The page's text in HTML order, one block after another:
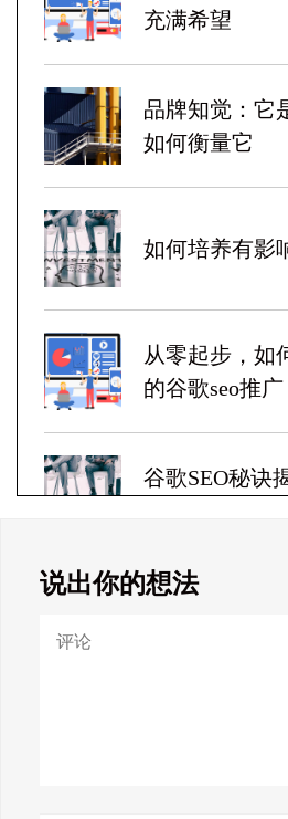
充满希望
品牌知觉：它
如何衡量它
如何培养有影
从零起步，如
的谷歌seo推广
谷歌SEO秘诀
Google SEO终
说出你的想法